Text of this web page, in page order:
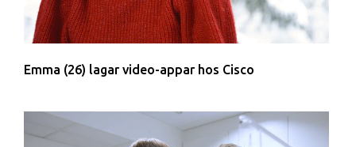
Emma (26) lagar video-appar hos Cisco